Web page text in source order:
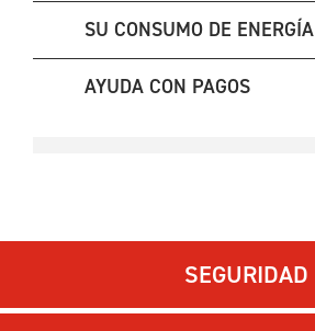
SU CONSUMO DE ENERGÍA
AYUDA CON PAGOS
SEGURIDAD